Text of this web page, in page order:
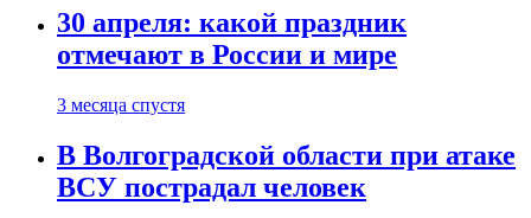
30 апреля: какой праздник
отмечают в России и мире
3 месяца спустя
В Волгоградской области при атаке
ВСУ пострадал человек